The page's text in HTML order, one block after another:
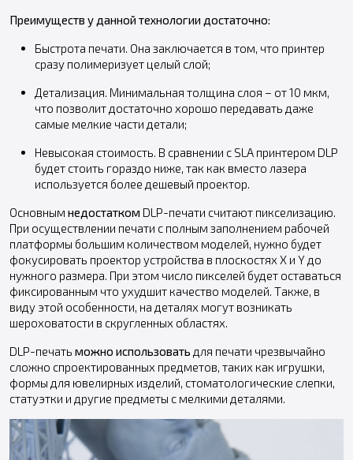
Преимуществ у данной технологии достаточно:
Быстрота печати. Она заключается в том, что принтер
сразу полимеризует целый слой;
Детализация. Минимальная толщина слоя – от 10 мкм,
что позволит достаточно хорошо передавать даже
самые мелкие части детали;
Невысокая стоимость. В сравнении с SLA принтером DLP
будет стоить гораздо ниже, так как вместо лазера
используется более дешевый проектор.
Основным недостатком DLP-печати считают пикселизацию.
При осуществлении печати с полным заполнением рабочей
платформы большим количеством моделей, нужно будет
фокусировать проектор устройства в плоскостях X и Y до
нужного размера. При этом число пикселей будет оставаться
фиксированным что ухудшит качество моделей. Также, в
виду этой особенности, на деталях могут возникать
шероховатости в скругленных областях.
DLP-печать можно использовать для печати чрезвычайно
сложно спроектированных предметов, таких как игрушки,
формы для ювелирных изделий, стоматологические слепки,
статуэтки и другие предметы с мелкими деталями.